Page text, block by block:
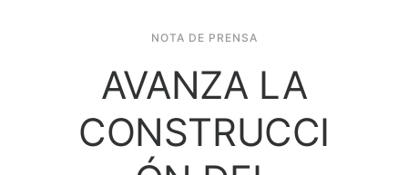
NOTA DE PRENSA
AVANZA LA
CONSTRUCCI